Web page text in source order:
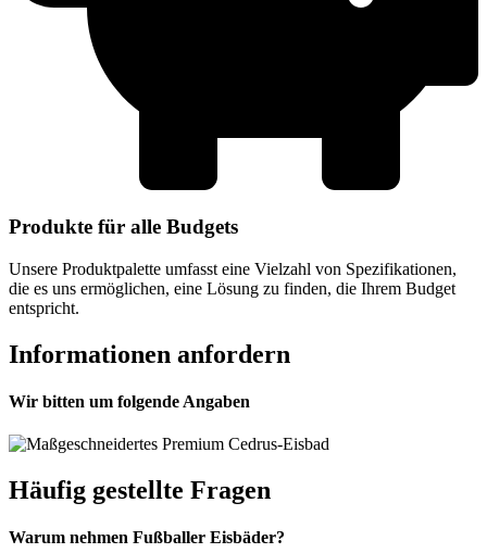
Produkte für alle Budgets
Unsere Produktpalette umfasst eine Vielzahl von Spezifikationen,
die es uns ermöglichen, eine Lösung zu finden, die Ihrem Budget
entspricht.
Informationen anfordern
Wir bitten um folgende Angaben
Häufig gestellte Fragen
Warum nehmen Fußballer Eisbäder?